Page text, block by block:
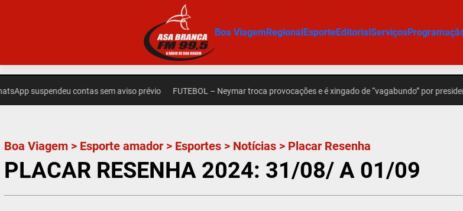
Boa ViagemRegionalEsporteEditorialServiços
contas sem aviso prévio FUTEBOL – Neymar troca provocações e é xingado de “vagabundo” por presidente do
Boa Viagem > Esporte amador > Esportes > Notícias > Placar Resenha
PLACAR RESENHA 2024: 31/08/ A 01/09